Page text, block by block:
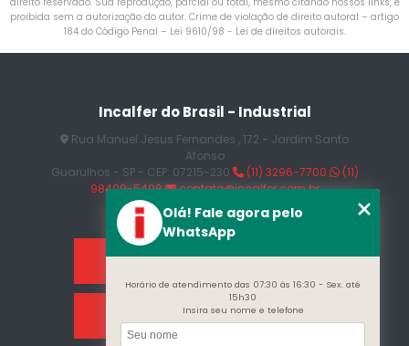
proibida sem a autorização do autor. Crime de violação de direito autoral – artigo
184 do Código Penal – Lei 9610/98 - Lei de direitos autorais.
Incalfer do Brasil - Industrial
Rua Manuel Jesus Fernandes , 172 - Jardim Santo
Afonso
Guarulhos - SP - CEP: 07215-230
(11) 3296-7700
(11)
98409-5498
contato@incalfer.com.br
Home
Sobre Nós
Olá! Fale agora pelo
WhatsApp
Horário de atendimento das 07:30 às 16:30 - Sex. até
15h30
Insira seu nome e telefone